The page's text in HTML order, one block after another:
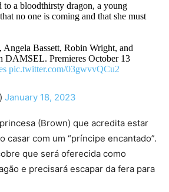
to a bloodthirsty dragon, a young
no one is coming and that she must
Bassett, Robin Wright, and
DAMSEL. Premieres October 13
pic.twitter.com/03gwvvQCu2
January 18, 2023
(Brown) que acredita estar
casar com um “príncipe encantado”.
que será oferecida como
e precisará escapar da fera para